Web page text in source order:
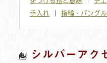
手入れ ｜指輪・バング
シルバーアク